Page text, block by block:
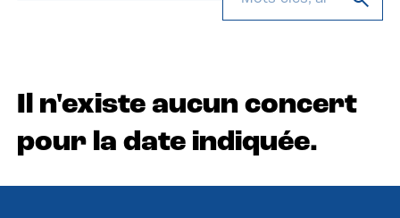
Il n'existe aucun concert
pour la date indiquée.